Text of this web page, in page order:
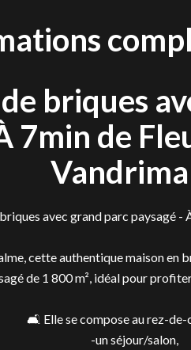
briques
7min de
avec grand parc paysagé
cette authentique maison en
de 1 800 m², idéal pour
🛋️ Elle se compose au rez-de-
-un séjour/salon,